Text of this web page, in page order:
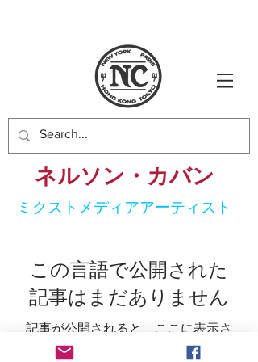
ネルソン・カバン
ミ クストメディアアーテ ィスト
この言語で公開された
記事はまだありません
記事が公開されると、ここに表示さ